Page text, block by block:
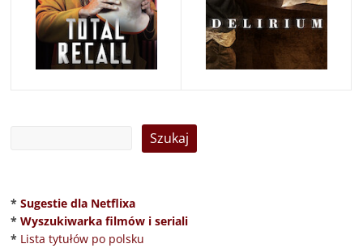
* Sugestie dla Netflixa
* Wyszukiwarka filmów i seriali
* Lista tytułów po polsku